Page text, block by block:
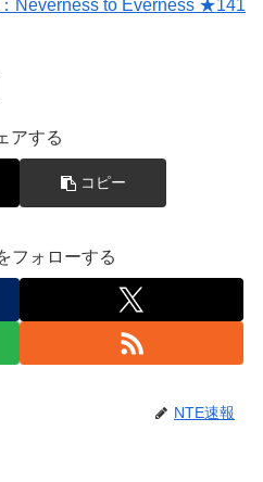
：Neverness to Everness ★141
アする
コピー
フォローする
NTE速報